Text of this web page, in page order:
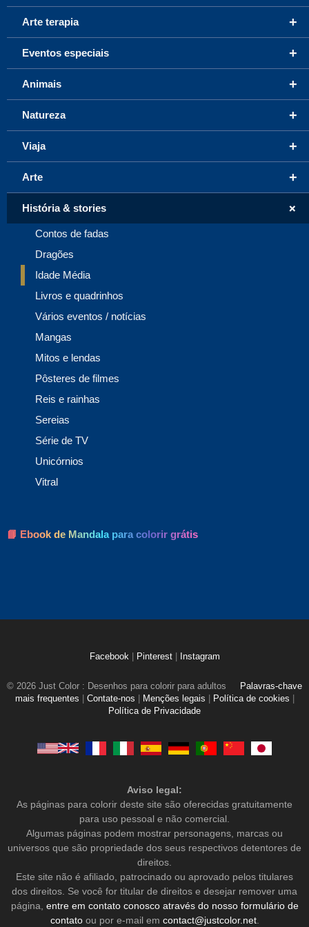
+
Arte terapia
+
Eventos especiais
+
Animais
+
Natureza
+
Viaja
+
Arte
+
História & stories
Contos de fadas
Dragões
Idade Média
Livros e quadrinhos
Vários eventos / notícias
Mangas
Mitos e lendas
Pôsteres de filmes
Reis e rainhas
Sereias
Série de TV
Unicórnios
Vitral
📘 Ebook de Mandala para colorir grátis
Facebook Pinterest Instagram
© 2026 Just Color : Desenhos para colorir para adultos
Palavras-chave
mais frequentes
Contate-nos Menções legais Política de cookies
Política de Privacidade
Aviso legal:
As páginas para colorir deste site são oferecidas gratuitamente
para uso pessoal e não comercial.
Algumas páginas podem mostrar personagens, marcas ou
universos que são propriedade dos seus respectivos detentores de
direitos.
Este site não é afiliado, patrocinado ou aprovado pelos titulares
dos direitos. Se você for titular de direitos e desejar remover uma
página, entre em contato conosco através do nosso formulário de
contatoou por e-mail em contact@justcolor.net.